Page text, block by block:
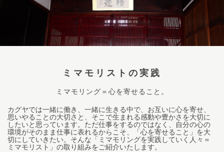
ミマモリストの実践
ミマモリング＝心を寄せること。
カグヤでは一緒に働き、一緒に生きる中で、お互いに心を寄せ、
思いやることの大切さと、そこで生まれる感動や豊かさを大切に
したいと思っています。ただ仕事をするのではなく、自分の心の
環境がそのまま仕事に表れるからこそ、「心を寄せること」を大
切にしていきたい。そんな「ミマモリングを実践していく人々＝
ミマモリスト」の取り組みをご紹介いたします。